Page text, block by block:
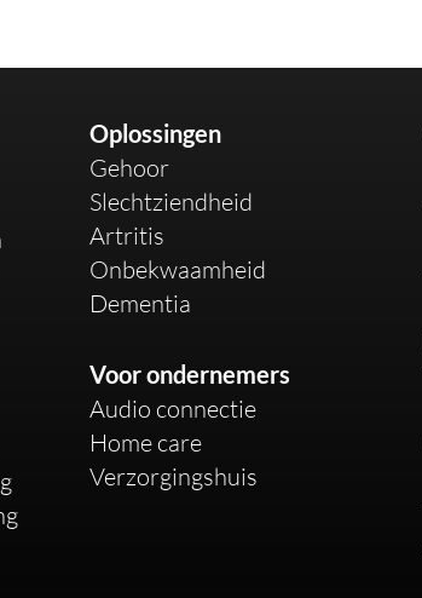
Oplossingen
Gehoor
Slechtziendheid
Artritis
Onbekwaamheid
Dementia
Voor ondernemers
Audio connectie
Home care
Verzorgingshuis